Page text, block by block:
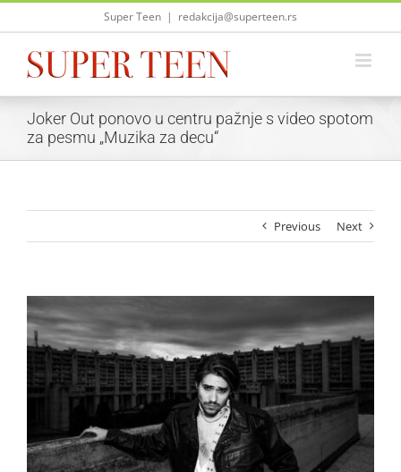
Skip
Super Teen | redakcija@superteen.rs
Joker Out ponovo u centru pažnje s video spotom
za pesmu „Muzika za decu“
Previous Next
View
Larger
Image